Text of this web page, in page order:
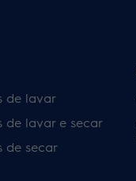
de lavar
de lavar e secar
de secar